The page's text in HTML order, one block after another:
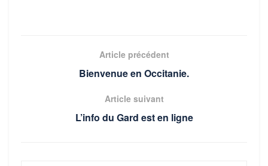
Article précédent
Bienvenue en Occitanie.
Article suivant
L’info du Gard est en ligne